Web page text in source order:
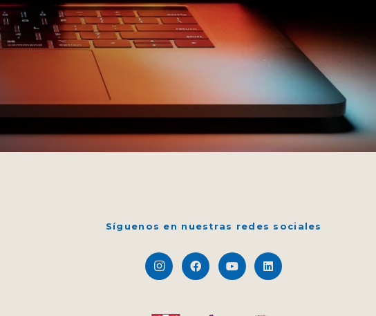
Síguenos en nuestras redes sociales